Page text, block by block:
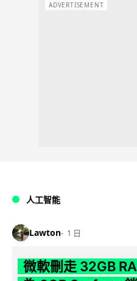
ADVERTISEMENT
人工智能
Lawton 1 日
微軟刪走 32GB